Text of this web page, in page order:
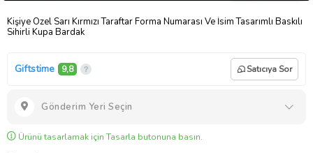
Kişiye Özel Sarı Kırmızı Taraftar Forma Numarası Ve İsim Tasarımlı Baskılı
Sihirli Kupa Bardak
Giftstime 9,8 Satıcıya Sor
Gönderim Yeri Seçin
Ürünü tasarlamak için Tasarla butonuna basın.